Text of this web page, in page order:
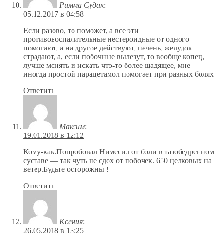
Римма Судак:
05.12.2017 в 04:58
Если разово, то поможет, а все эти
противовоспалительные нестероидные от одного
помогают, а на другое действуют, печень, желудок
страдают, а, если побочные вылезут, то вообще копец,
лучше менять и искать что-то более щадящее, мне
иногда простой парацетамол помогает при разных болях
Ответить
Максим:
19.01.2018 в 12:12
Кому-как.Попробовал Нимесил от боли в тазобедренном
суставе — так чуть не сдох от побочек. 650 целковых на
ветер.Будьте осторожны !
Ответить
Ксения:
26.05.2018 в 13:25